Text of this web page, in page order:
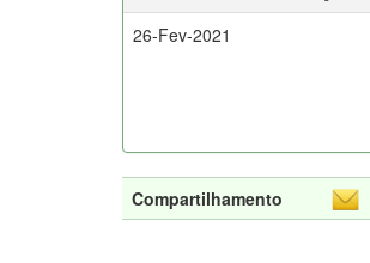
26-Fev-2021
Compartilhamento